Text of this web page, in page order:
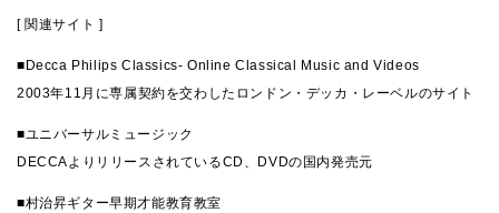
[ 関連サイト ]
■ Decca Philips Classics- Online Classical Music and Videos
2003年11月に専属契約を交わしたロンドン・デッカ・レーベルのサイト
■ユニバーサルミュージック
DECCAよりリリースされているCD、DVDの国内発売元
■村治昇ギター早期才能教育教室